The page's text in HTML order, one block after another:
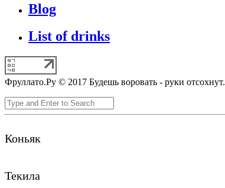
Blog
List of drinks
Фруллато.Ру © 2017 Будешь воровать - руки отсохнут.
Коньяк
Текила